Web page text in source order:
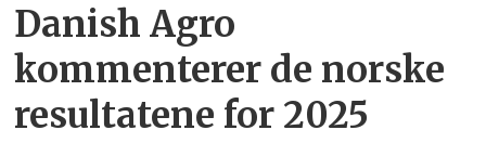
Danish Agro
kommenterer de norske
resultatene for 2025